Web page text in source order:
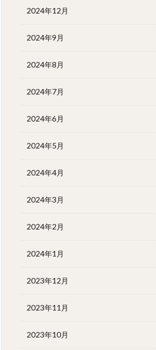
2024年12月
2024年9月
2024年8月
2024年7月
2024年6月
2024年5月
2024年4月
2024年3月
2024年2月
2024年1月
2023年12月
2023年11月
2023年10月